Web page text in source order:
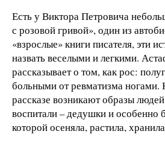
Есть у Виктора Петровича
с розовой гривой», один из
«взрослые» книги писателя, эти
назвать веселыми и легкими.
рассказывает о том, как рос:
больными от ревматизма
рассказе возникают образы
воспитали – дедушки и особенно
которой осеняла, растила,